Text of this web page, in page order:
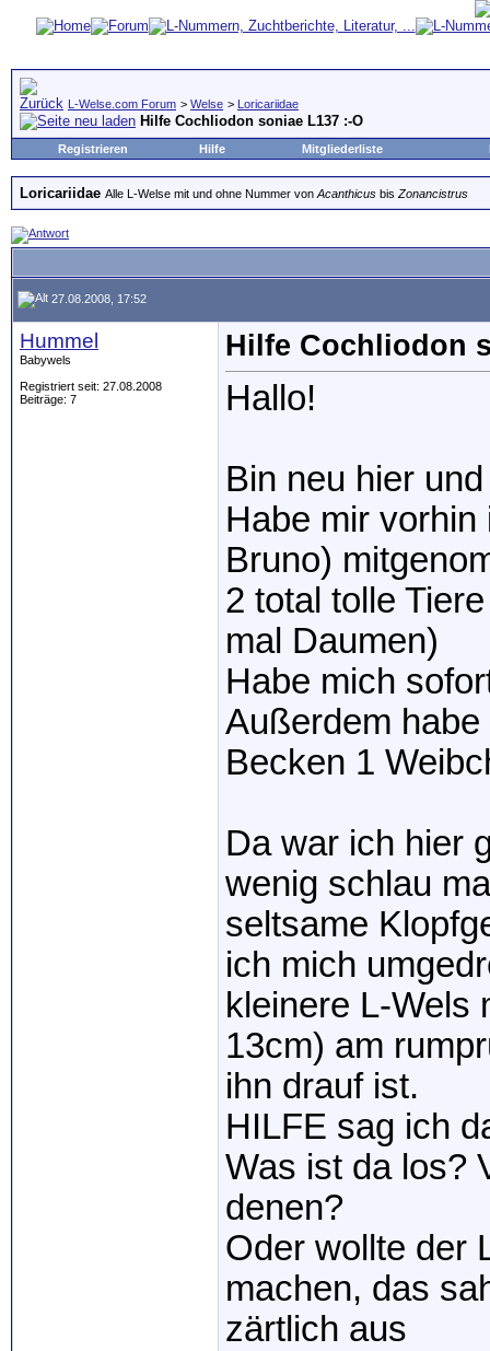
L-Welse.com Forum > Welse > Loricariidae
Hilfe Cochliodon soniae L137 :-O
Registrieren Hilfe Mitgliederliste
Loricariidae Alle L-Welse mit und ohne Nummer von Acanthicus bis Zonancistrus
27.08.2008, 17:52
Hummel
Babywels
Registriert seit: 27.08.2008
Beiträge: 7
Hilfe Cochliodon
Hallo!
Bin neu hier
Habe mir
Bruno)
2 total tolle
mal Daumen)
Habe mich
Außerdem
Becken 1
Da war ich hier
wenig schlau
seltsame
ich mich
kleinere L-Wels
13cm) am
ihn drauf ist.
HILFE sag ich
Was ist da los?
denen?
Oder wollte der
machen, das
zärtlich aus